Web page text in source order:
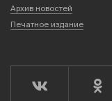
Архив новостей
Печатное издание